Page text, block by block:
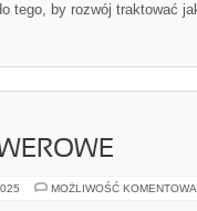
tego, by rozwój traktować
MOŻLIWOŚĆ